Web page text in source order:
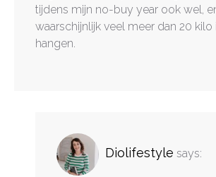
tijdens mijn no-buy year ook wel,
waarschijnlijk veel meer dan 20 kilo
hangen.
Diolifestyle says: